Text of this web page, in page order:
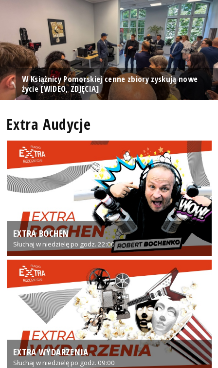
W Książnicy Pomorskiej cenne zbiory zyskują nowe
życie [WIDEO, ZDJĘCIA]
Extra Audycje
EXTRA BOCHEN
Słuchaj w niedzielę po godz. 22:00
EXTRA WYDARZENIA
Słuchaj w niedzielę po godz. 09:00